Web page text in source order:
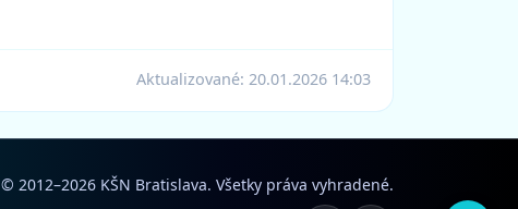
Aktualizované: 20.01.2026 14:03
© 2012–2026 KŠN Bratislava. Všetky práva vyhradené.